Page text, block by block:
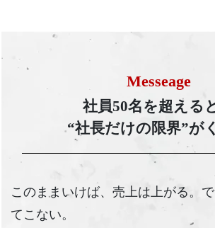
Messeage
社員50名を超える
“社長だけの限界”が
このままいけば、売上は上がる。
てこない。